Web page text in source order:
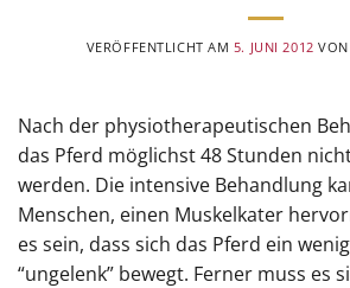
VERÖFFENTLICHT AM 5. JUNI 2012
Nach der physiotherapeutischen
das Pferd möglichst 48 Stunden
werden. Die intensive Behandlung
Menschen, einen Muskelkater
es sein, dass sich das Pferd ein
“ungelenk” bewegt. Ferner muss es